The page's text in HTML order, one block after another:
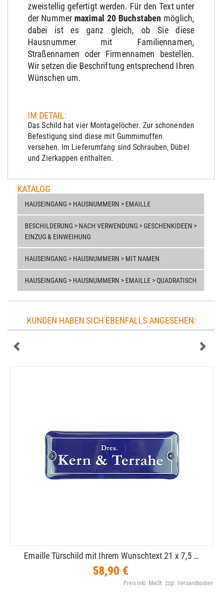
zweistellig gefertigt werden. Für den Text unter
der Nummer maximal 20 Buchstaben möglich,
dabei ist es ganz gleich, ob Sie diese
Hausnummer mit Familiennamen,
Straßennamen oder Firmennamen bestellen.
Wir setzen die Beschriftung entsprechend Ihren
Wünschen um.
IM DETAIL:
Das Schild hat vier Montagelöcher. Zur schonenden
Befestigung sind diese mit Gummimuffen
versehen. Im Lieferumfang sind Schrauben, Dübel
und Zierkappen enthalten.
KATALOG
HAUSEINGANG > HAUSNUMMERN > EMAILLE
BESCHILDERUNG > NACH VERWENDUNG > GESCHENKIDEEN >
EINZUG & EINWEIHUNG
HAUSEINGANG > HAUSNUMMERN > MIT NAMEN
HAUSEINGANG > HAUSNUMMERN > EMAILLE > QUADRATISCH
KUNDEN HABEN SICH EBENFALLS ANGESEHEN:
Emaille Türschild mit Ihrem Wunschtext 21 x 7,​5 …
58,90 €
Preis inkl. MwSt. zzgl. Versandkosten